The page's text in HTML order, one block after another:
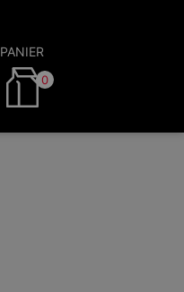
PANIER
0